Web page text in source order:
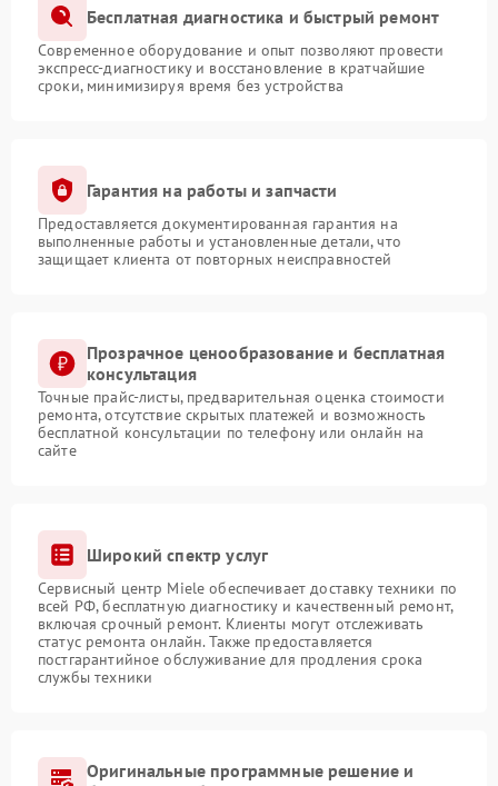
Бесплатная диагностика и быстрый ремонт
Современное оборудование и опыт позволяют провести
экспресс-диагностику и восстановление в кратчайшие
сроки, минимизируя время без устройства
Гарантия на работы и запчасти
Предоставляется документированная гарантия на
выполненные работы и установленные детали, что
защищает клиента от повторных неисправностей
Прозрачное ценообразование и бесплатная
консультация
Точные прайс-листы, предварительная оценка стоимости
ремонта, отсутствие скрытых платежей и возможность
бесплатной консультации по телефону или онлайн на
сайте
Широкий спектр услуг
Сервисный центр Miele обеспечивает доставку техники по
всей РФ, бесплатную диагностику и качественный ремонт,
включая срочный ремонт. Клиенты могут отслеживать
статус ремонта онлайн. Также предоставляется
постгарантийное обслуживание для продления срока
службы техники
Оригинальные программные решение и